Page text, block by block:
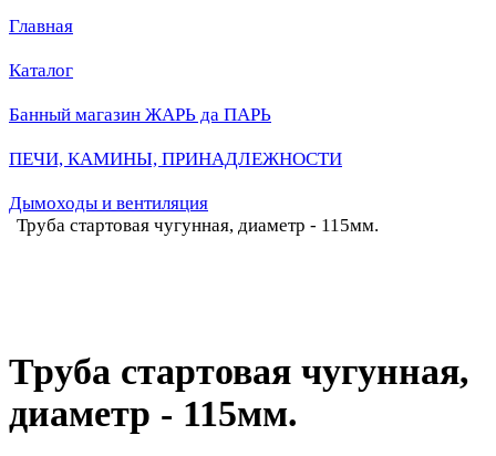
Главная
Каталог
Банный магазин ЖАРЬ да ПАРЬ
ПЕЧИ, КАМИНЫ, ПРИНАДЛЕЖНОСТИ
Дымоходы и вентиляция
Труба стартовая чугунная, диаметр - 115мм.
Труба стартовая чугунная,
диаметр - 115мм.